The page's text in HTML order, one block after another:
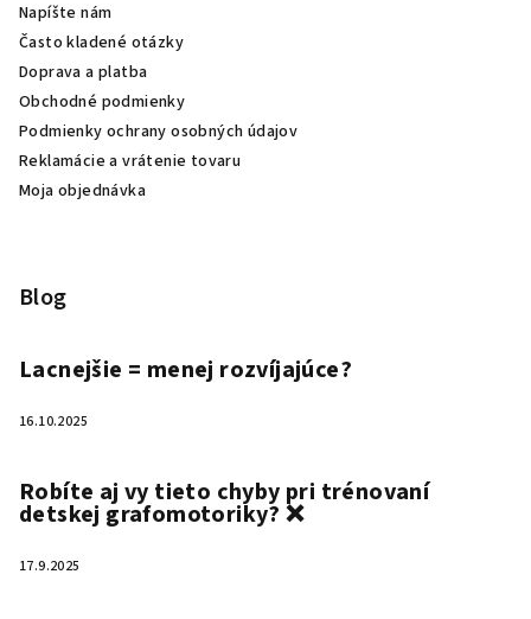
Napíšte nám
Často kladené otázky
Doprava a platba
Obchodné podmienky
Podmienky ochrany osobných údajov
Reklamácie a vrátenie tovaru
Moja objednávka
Blog
Lacnejšie = menej rozvíjajúce?
16.10.2025
Robíte aj vy tieto chyby pri trénovaní
detskej grafomotoriky? ❌
17.9.2025